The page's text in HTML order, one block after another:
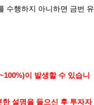
수행하지 아니하면 금번 유
이 발생할 수 있습니
설명을 들으신 후 투자자